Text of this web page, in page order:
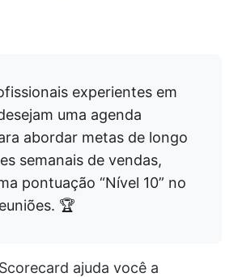
experientes em
uma agenda
abordar metas de longo
semanais de vendas,
pontuação “Nível 10” no
🏆
ajuda você a